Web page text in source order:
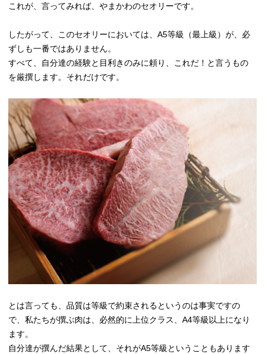
これが、言ってみれば、やまかわのセオリーです。
したがって、このセオリーにおいては、A5等級（最上級）が、必
ずしも一番ではありません。
すべて、自分達の経験と目利きのみに頼り、これだ！と言うもの
を厳撰します。それだけです。
とは言っても、品質は等級で約束されるというのは事実ですの
で、私たちが撰ぶ肉は、必然的に上位クラス、A4等級以上になり
ます。
自分達が撰んだ結果として、それがA5等級ということもあります